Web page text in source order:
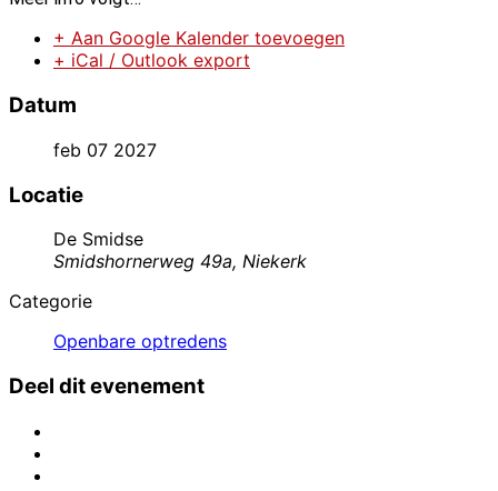
+ Aan Google Kalender toevoegen
+ iCal / Outlook export
Datum
feb 07 2027
Locatie
De Smidse
Smidshornerweg 49a, Niekerk
Categorie
Openbare optredens
Deel dit evenement